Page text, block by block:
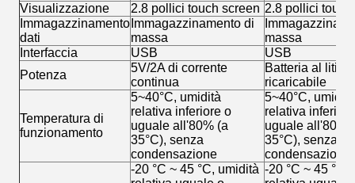
Visualizzazione
2.8 pollici touch screen 2.8 pollici
Immagazzinamento
dati
Immagazzinamento di
massa
massa
Interfaccia
USB
USB
Potenza
5V/2A di corrente
continua
Batteria al litio
ricaricabile
Temperatura di
funzionamento
5~40°C, umidità
relativa inferiore o
uguale all'80% (a
35°C), senza
condensazione
5~40°C, umidità
relativa
uguale all'80%
35°C), senza
condensazione
-20 °C ~ 45 °C, umidità -20 °C ~ 45 °C,